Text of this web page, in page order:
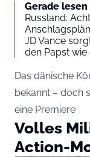
Gerade
Russland:
JD Vance
den Papst wie
Das dänische
bekannt – doch
eine Premiere
Volles
Action-